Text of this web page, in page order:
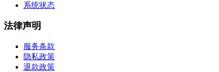
系统状态
法律声明
服务条款
隐私政策
退款政策